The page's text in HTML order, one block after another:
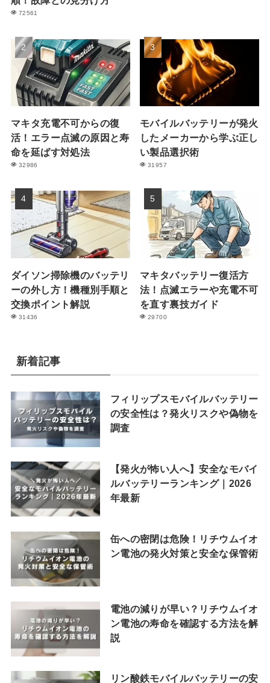
72561
マキタ充電不可からの復
活！エラー点滅の原因と寿
命を延ばす対処法
32986
モバイルバッテリーが発火
したメーカーから学ぶ正し
い製品選択術
31957
ダイソン掃除機のバッテリ
ーの外し方！機種別手順と
交換ポイント解説
31436
マキタバッテリー復活方
法！点滅エラーや充電不可
を直す裏技ガイド
29700
新着記事
フィリップスモバイルバッテリー
の安全性は？発火リスクや偽物を
調査
【発火が怖い人へ】安全なモバイ
ルバッテリーランキング｜2026
年最新
缶への密閉は危険！リチウムイオ
ン電池の発火対策と安全な保管術
電池の減りが早い？リチウムイオ
ン電池の寿命を確認する方法を解
説
リン酸鉄モバイルバッテリーの安